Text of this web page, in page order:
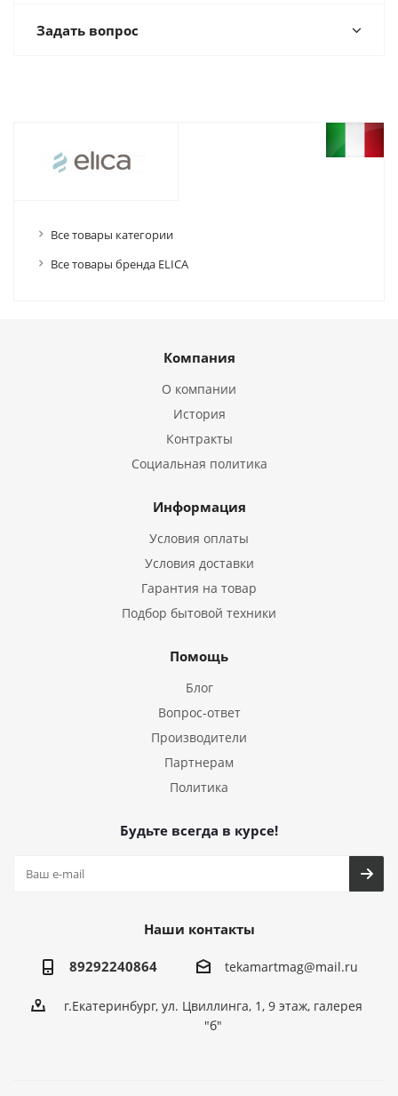
Задать вопрос
Все товары категории
Все товары бренда ELICA
Компания
О компании
История
Контракты
Социальная политика
Информация
Условия оплаты
Условия доставки
Гарантия на товар
Подбор бытовой техники
Помощь
Блог
Вопрос-ответ
Производители
Партнерам
Политика
Будьте всегда в курсе!
Наши контакты
89292240864 tekamartmag@mail.ru
г.Екатеринбург, ул. Цвиллинга, 1, 9 этаж, галерея
"б"